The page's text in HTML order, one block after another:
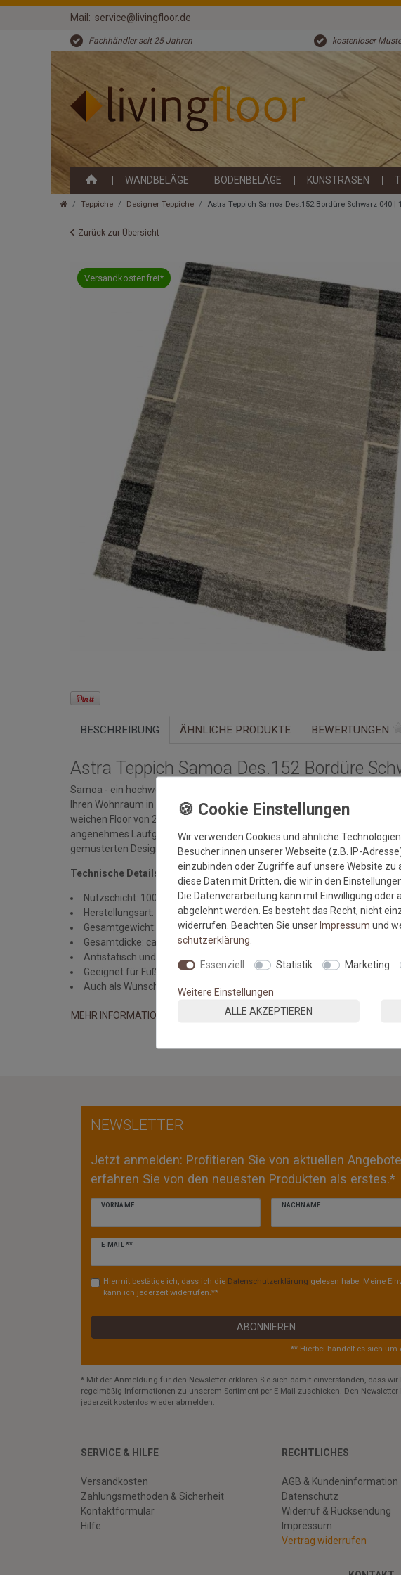
Mail: service@livingfloor.de
Fachhändler seit 25 Jahren kostenloser
WANDBELÄGE BODENBELÄGE KUNSTRASEN
Teppiche Designer Teppiche Astra Teppich Samoa Des.152 Bordüre Schwarz 040 |
Zurück zur Übersicht
Versandkostenfrei*
BESCHREIBUNG ÄHNLICHE PRODUKTE BEWERTUNGEN
Astra Teppich Samoa Des.152 Bordüre
Samoa - ein hochwertiger Webteppich in besonders vielen Farben und
Ihren Wohnraum in eine Wohlfühloase und garantiert jedes Wohnzimmer
weichen Floor von 20 mm sorgt der Teppich für ein besonders
angenehmes Laufgefühl. Den Samoa Teppich von Astra gibt es in 7
gemusterten Designs, sowie im individuellen Wunschmaß.
Technische Details:
Nutzschicht: 100% Polypropylen
Herstellungsart: maschinell gewebt
Gesamtgewicht: 3.300 gr/qm
Gesamtdicke: ca. 20 mm
Antistatisch und Pflegeleicht (Staubsauger mit Flachdüse)
Geeignet für Fußbodenheizung
Auch als Wunschmaßteppich erhältlich
MEHR INFORMATIONEN ZUM EU VERANTWORTLICHEN »
NEWSLETTER
Jetzt anmelden: Profitieren Sie von aktuellen
erfahren Sie von den neuesten Produkten als erstes.*
VORNAME NACHNAME
E-MAIL **
Newsletter
Hiermit bestätige ich, dass ich die Daten­schutz­erklärung gelesen habe. Meine
kann ich jederzeit widerrufen.**
ABONNIEREN
** Hierbei handelt es sich um
* Mit der Anmeldung für den Newsletter erklären Sie sich damit einverstanden, dass wir
regelmäßig Informationen zu unserem Sortiment per E-Mail zuschicken. Den Newsletter
jederzeit kostenlos wieder abmelden.
SERVICE & HILFE
Versandkosten
Zahlungsmethoden & Sicherheit
Kontaktformular
Hilfe
RECHTLICHES
AGB & Kundeninformation
Datenschutz
Widerruf & Rücksendung
Impressum
Vertrag widerrufen
Wir verwenden Cookies und ähnliche
Besucher:innen unserer Webseite (z.B. IP-
einzubinden oder Zugriffe auf unsere Website zu
diese Daten mit Dritten, die wir in den
Die Datenverarbeitung kann mit Einwilligung
abgelehnt werden. Es besteht das Recht, nicht
widerrufen. Beachten Sie unserImpressum und
schutz­erklärung
Essenziell Statistik Marketing
Weitere Einstellungen
ALLE AKZEPTIEREN